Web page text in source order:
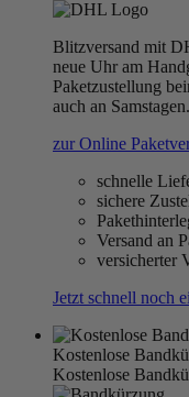
Blitzversand mit
neue Uhr am
Paketzustellung
auch an Samstagen.
zur Online
schnelle
sichere
Versand an
versicherter
Jetzt schnell noch
Kostenlose
Kostenlose